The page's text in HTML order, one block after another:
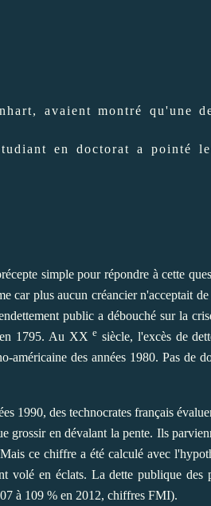
avaient montré qu'une
en doctorat a pointé
simple pour répondre à cette
car plus aucun créancier n'acceptait
public a débouché sur la
en 1795. Au XXe siècle, l'excès de
américaine des années 1980. Pas de
1990, des technocrates français
grossir en dévalant la pente. Ils
ce chiffre a été calculé avec
volé en éclats. La dette publique des
à 109 % en 2012, chiffres FMI).